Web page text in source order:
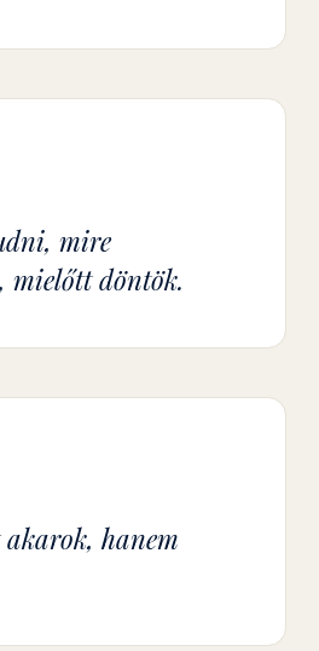
mire
mielőtt döntök.
akarok, hanem